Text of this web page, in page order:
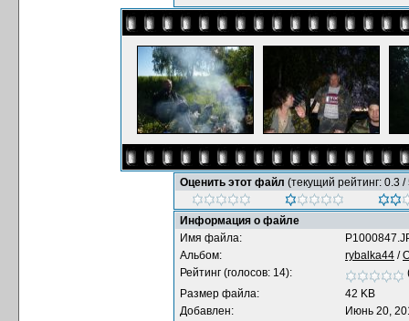
Оценить этот файл (текущий рейтинг: 0.3 /
Информация о файле
Имя файла:
Альбом:
rybalka44 /
Рейтинг (голосов: 14):
Размер файла:
42 KB
Добавлен:
Июнь 20,